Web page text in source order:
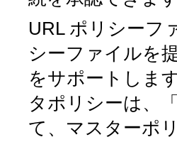
URL ポリシーフ
シーファイルを
をサポートしま
タポリシーは、
て、マスターポ